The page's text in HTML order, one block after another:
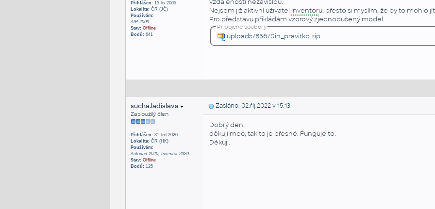
Přihlášen:15.lis.2005
Lokalita:ČR (JČ)
Používám:
AIP 2009
Stav: Offline
Bodů:641
vzdálenosti nezávislou.
Nejsem již aktivní uživatel Inventoru, přesto si myslím, že by to mohlo
Pro představu přikládám vzorový zjednodušený model.
Připojené soubory
uploads/856/Sin_pravitko.zip
sucha.ladislava
Zasloužilý člen
Přihlášen:31.led.2020
Lokalita:ČR (HK)
Používám:
Autocad 2020, Inventor 2020
Stav: Offline
Bodů:125
Zasláno: 02.říj.2022 v 15:13
Dobrý den,
děkuji moc, tak to je přesné. Funguje to.
Děkuji.